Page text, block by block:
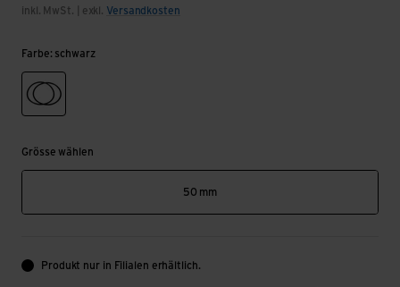
inkl. MwSt. | exkl. Versandkosten
Farbe: schwarz
schwarz
Grösse wählen
50 mm
Produkt nur in Filialen erhältlich.